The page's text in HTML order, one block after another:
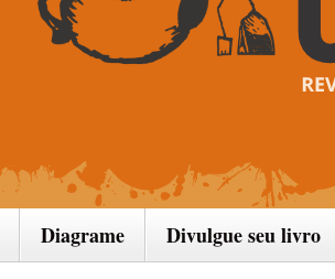
Diagrame Divulgue seu livro